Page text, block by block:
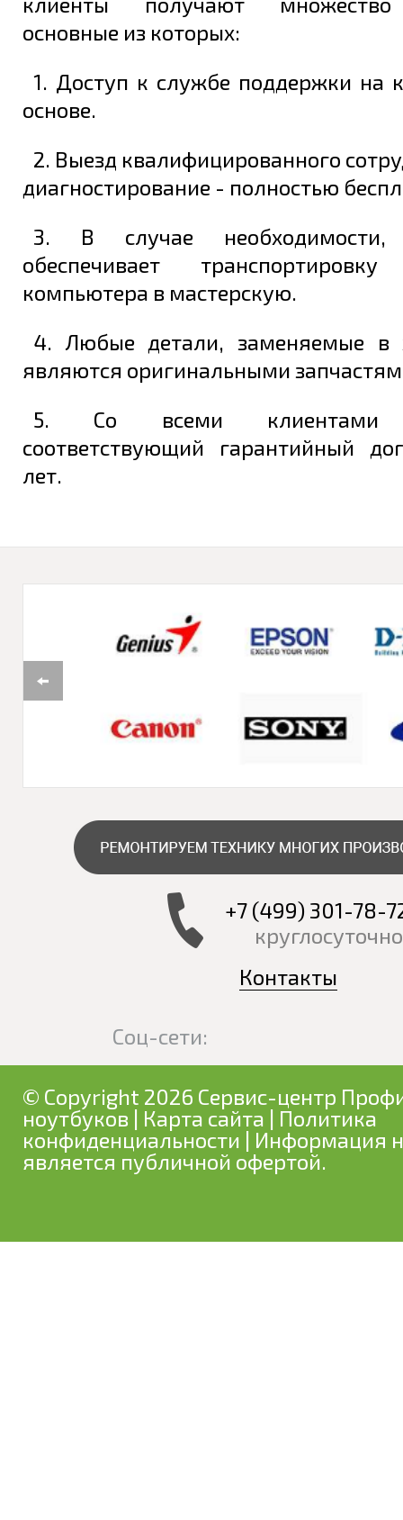
основные из которых:
1. Доступ к службе поддержки на
основе.
2. Выезд квалифицированного
диагностирование - полностью
3. В случае необходимости,
обеспечивает
компьютера в мастерскую.
4. Любые детали, заменяемые в
являются оригинальными
5. Со всеми клиентами
соответствующий гарантийный
лет.
+7 (499) 301-78-
Контакты
Соц-сети:
© Copyright 2026 Сервис-центр
ноутбуков | Карта сайта | Политика
конфиденциальности | Информация
является публичной офертой.